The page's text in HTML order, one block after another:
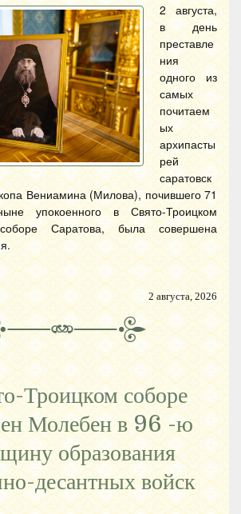
2 августа,
в день
преставле
ния
одного из
самых
почитаем
ых
архипасты
рей
саратовск
Вениамина (Милова), почившего 71
упокоенного в Свято-Троицком
Саратова, была совершена
2 августа, 2026
Троицком соборе
Молебен в 96 -ю
образования
десантных войск